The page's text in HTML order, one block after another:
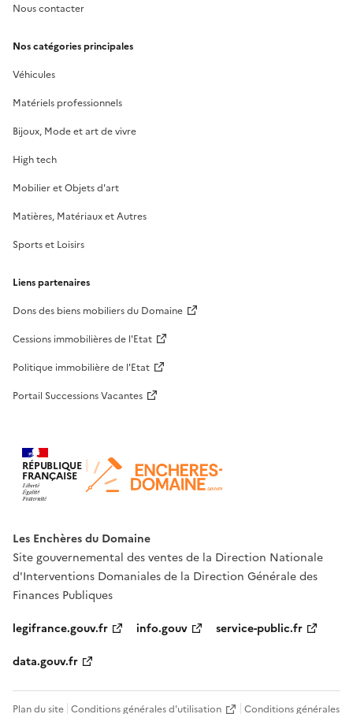
Nous contacter
Nos catégories principales
Véhicules
Matériels professionnels
Bijoux, Mode et art de vivre
High tech
Mobilier et Objets d'art
Matières, Matériaux et Autres
Sports et Loisirs
Liens partenaires
Dons des biens mobiliers du Domaine
Cessions immobilières de l'Etat
Politique immobilière de l'Etat
Portail Successions Vacantes
RÉPUBLIQUE
FRANÇAISE
Les Enchères du Domaine
Site gouvernemental des ventes de la Direction Nationale
d'Interventions Domaniales de la Direction Générale des
Finances Publiques
legifrance.gouv.fr
info.gouv
service-public.fr
data.gouv.fr
Plan du site Conditions générales d'utilisation Conditions générales